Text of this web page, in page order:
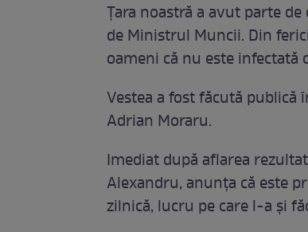
Țara noastră a avut parte
de Ministrul Muncii. Din
oameni că nu este infectată
Vestea a fost făcută
Adrian Moraru.
Imediat după aflarea
Alexandru, anunța că este
zilnică, lucru pe care l-a și